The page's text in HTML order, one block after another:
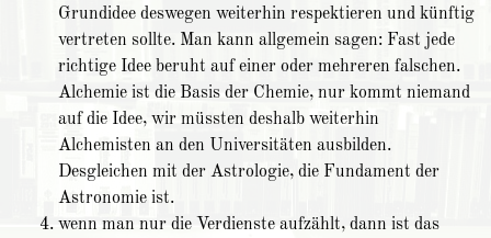
Grundidee deswegen weiterhin respektieren und künftig
vertreten sollte. Man kann allgemein sagen: Fast jede
richtige Idee beruht auf einer oder mehreren falschen.
Alchemie ist die Basis der Chemie, nur kommt niemand
auf die Idee, wir müssten deshalb weiterhin
Alchemisten an den Universitäten ausbilden.
Desgleichen mit der Astrologie, die Fundament der
Astronomie ist.
wenn man nur die Verdienste aufzählt, dann ist das